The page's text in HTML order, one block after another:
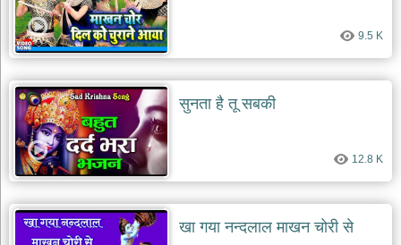
9.5 K
सुनता है तू सबकी
12.8 K
खा गया नन्दलाल माखन चोरी से